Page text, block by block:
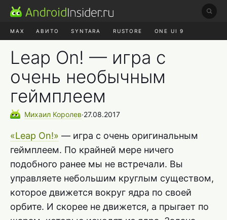
MAX АВИТО SYNTARA RUSTORE ONE UI 9
Leap On! — игра с
очень необычным
геймплеем
Михаил Королев∙27.08.2017
«Leap On!» — игра с очень оригинальным
геймплеем. По крайней мере ничего
подобного ранее мы не встречали. Вы
управляете небольшим круглым существом,
которое движется вокруг ядра по своей
орбите. И скорее не движется, а прыгает по